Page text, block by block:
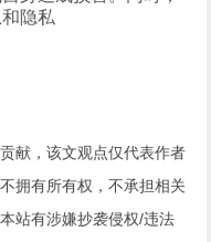
隐私
献，该文观点仅代表作者
拥有所有权，不承担相关
站有涉嫌抄袭侵权/违法